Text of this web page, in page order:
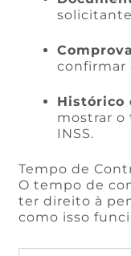
confirmar
Histórico
mostrar o
INSS.
Tempo de
O tempo de
ter direito à
como isso